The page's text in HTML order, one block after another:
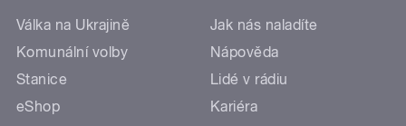
Válka na Ukrajině
Komunální volby
Stanice
eShop
Jak nás naladíte
Nápověda
Lidé v rádiu
Kariéra